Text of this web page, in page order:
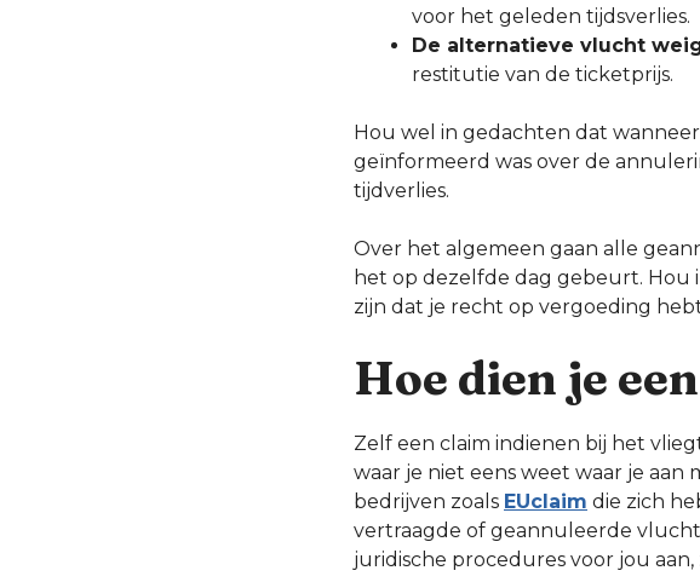
voor het geleden tijdsverlies.
De alternatieve vlucht
restitutie van de ticketprijs.
Hou wel in gedachten dat
geïnformeerd was over de
tijdverlies.
Over het algemeen gaan alle
het op dezelfde dag gebeurt. Hou
zijn dat je recht op vergoeding
Hoe dien je
Zelf een claim indienen bij het
waar je niet eens weet waar je aan
bedrijven zoals EUclaim die zich
vertraagde of geannuleerde
juridische procedures voor jou